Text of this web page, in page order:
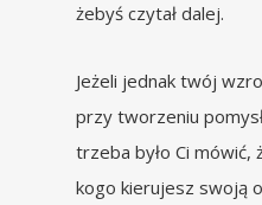
żebyś czytał dalej.
Jeżeli jednak twój
przy tworzeniu
trzeba było Ci mówić,
kogo kierujesz swoją